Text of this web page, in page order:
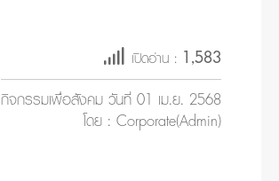
เปิดอ่าน : 1,583
กิจกรรมเพื่อสังคม วันที่ 01 เม.ย. 2568
โดย : Corporate(Admin)